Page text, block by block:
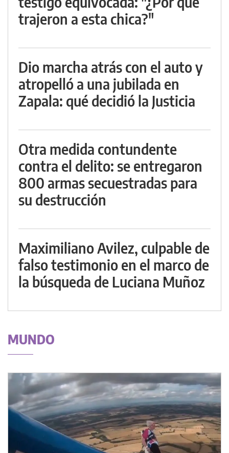
trajeron a esta chica?"
Dio marcha atrás con el auto y
atropelló a una jubilada en
Zapala: qué decidió la Justicia
Otra medida contundente
contra el delito: se entregaron
800 armas secuestradas para
su destrucción
Maximiliano Avilez, culpable de
falso testimonio en el marco de
la búsqueda de Luciana Muñoz
MUNDO